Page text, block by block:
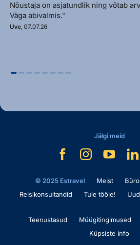
Nõustaja on asjatundlik ning võtab
Väga abivalmis."
Uve, 07.07.26
© 2025 Estravel Meist
Reisikonsultandid
Tule tööle!
Teenustasud Müügitingimused
Küpsiste info
Jälgi meid